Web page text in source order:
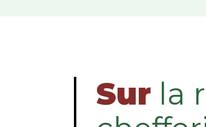
Sur la